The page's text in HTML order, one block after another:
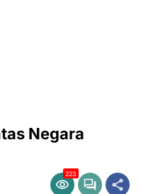
Negara
223